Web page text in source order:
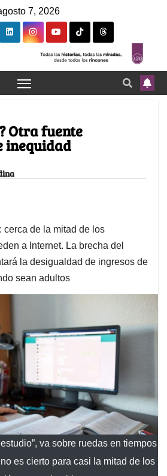
7, 2026
Otra fuente
inequidad
cerca de la mitad de los
a Internet. La brecha del
la desigualdad de ingresos de
sean adultos
va sobre ruedas en tiempos
es cierto para casi la mitad de los